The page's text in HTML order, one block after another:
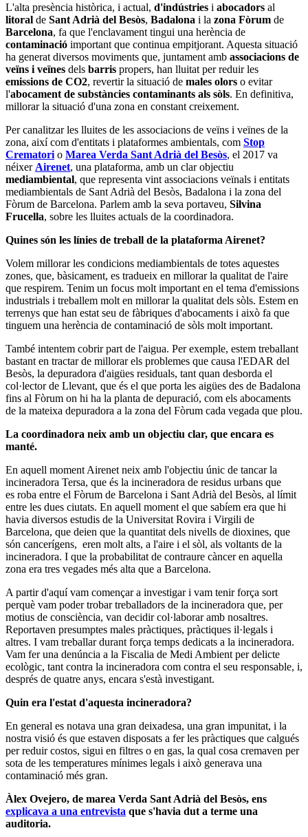
L'alta presència històrica, i actual, d'indústries i abocadors al
litoral de Sant Adrià del Besòs, Badalona i la zona Fòrum de
Barcelona, fa que l'enclavament tingui una herència de
contaminació important que continua empitjorant. Aquesta situació
ha generat diversos moviments que, juntament amb associacions de
veïns i veïnes dels barris propers, han lluitat per reduir les
emissions de CO2, revertir la situació de males olors o evitar
l'abocament de substàncies contaminants als sòls. En definitiva,
millorar la situació d'una zona en constant creixement.
Per canalitzar les lluites de les associacions de veïns i veïnes de la
zona, així com d'entitats i plataformes ambientals, com Stop
Crematori o Marea Verda Sant Adrià del Besòs, el 2017 va
néixer Airenet, una plataforma, amb un clar objectiu
mediambiental, que representa vint associacions veïnals i entitats
mediambientals de ​​Sant Adrià del Besòs, Badalona i la zona del
Fòrum de Barcelona. Parlem amb la seva portaveu, Silvina
Frucella, sobre les lluites actuals de la coordinadora.
Quines són les línies de treball de la plataforma Airenet?
Volem millorar les condicions mediambientals de totes aquestes
zones, que, bàsicament, es tradueix en millorar la qualitat de l'aire
que respirem. Tenim un focus molt important en el tema d'emissions
industrials i treballem molt en millorar la qualitat dels sòls. Estem en
terrenys que han estat seu de fàbriques d'abocaments i això fa que
tinguem una herència de contaminació de sòls molt important.
També intentem cobrir part de l'aigua. Per exemple, estem treballant
bastant en tractar de millorar els problemes que causa l'EDAR del
Besòs, la depuradora d'aigües residuals, tant quan desborda el
col·lector de Llevant, que és el que porta les aigües des de Badalona
fins al Fòrum on hi ha la planta de depuració, com els abocaments
de la mateixa depuradora a la zona del Fòrum cada vegada que plou.
La coordinadora neix amb un objectiu clar, que encara es
manté.
En aquell moment Airenet neix amb l'objectiu únic de tancar la
incineradora Tersa, que és la incineradora de residus urbans que
es roba entre el Fòrum de Barcelona i Sant Adrià del Besòs, al límit
entre les dues ciutats. En aquell moment el que sabíem era que hi
havia diversos estudis de la Universitat Rovira i Virgili de
Barcelona, que deien que la quantitat dels nivells de dioxines, que
són cancerígens, eren molt alts, a l'aire i el sòl, als voltants de la
incineradora. I que la probabilitat de contraure càncer en aquella
zona era tres vegades més alta que a Barcelona.
A partir d'aquí vam començar a investigar i vam tenir força sort
perquè vam poder trobar treballadors de la incineradora que, per
motius de consciència, van decidir col·laborar amb nosaltres.
Reportaven presumptes males pràctiques, pràctiques il·legals i
altres. I vam treballar durant força temps dedicats a la incineradora.
Vam fer una denúncia a la Fiscalia de Medi Ambient per delicte
ecològic, tant contra la incineradora com contra el seu responsable, i,
després de quatre anys, encara s'està investigant.
Quin era l'estat d'aquesta incineradora?
En general es notava una gran deixadesa, una gran impunitat, i la
nostra visió és que estaven disposats a fer les pràctiques que calgués
per reduir costos, sigui en filtres o en gas, la qual cosa cremaven per
sota de les temperatures mínimes legals i això generava una
contaminació més gran.
Àlex Ovejero, de marea Verda Sant Adrià del Besòs, ens
explicava a una entrevista que s'havia dut a terme una
auditoria.